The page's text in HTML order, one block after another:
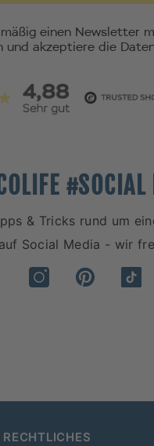
einen Newsletter
und akzeptiere die
& Tricks rund um
Social Media - wir
RECHTLICHES